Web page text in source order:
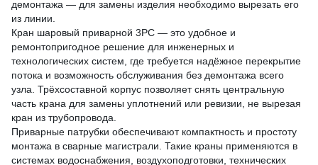
демонтажа — для замены изделия необходимо вырезать его
из линии.
Кран шаровый приварной 3PC — это удобное и
ремонтопригодное решение для инженерных и
технологических систем, где требуется надёжное перекрытие
потока и возможность обслуживания без демонтажа всего
узла. Трёхсоставной корпус позволяет снять центральную
часть крана для замены уплотнений или ревизии, не вырезая
кран из трубопровода.
Приварные патрубки обеспечивают компактность и простоту
монтажа в сварные магистрали. Такие краны применяются в
системах водоснабжения, воздухоподготовки, технических